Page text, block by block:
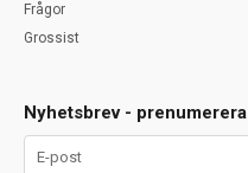
Frågor
Grossist
Nyhetsbrev - prenumerera